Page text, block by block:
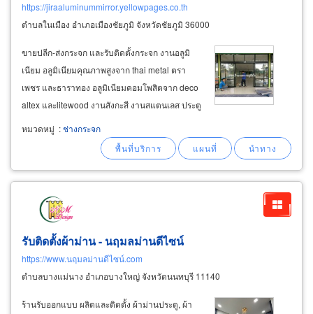
https://jiraaluminummirror.yellowpages.co.th
ตำบลในเมือง อำเภอเมืองชัยภูมิ จังหวัดชัยภูมิ 36000
ขายปลีก-ส่งกระจก และรับติดตั้งกระจก งานอลูมิ
เนียม อลูมิเนียมคุณภาพสูงจาก thai metal ตรา
เพชร และธาราทอง อลูมิเนียมคอมโพสิตจาก deco
altex และlitewood งานสังกะสี งานสแตนเลส ประตู
ฉากกั้นห้อง วอลล์เปเปอร์ กันสาด อุปกรณ์ครบวงจร
จำหน่ายอลูมิเนียมคอมโพสิตปลีก-ส่ง
หมวดหมู่ :ช่างกระจก
รับติดตั้งผ้าม่าน - นฤมลม่านดีไซน์
https://www.นฤมลม่านดีไซน์.com
ตำบลบางแม่นาง อำเภอบางใหญ่ จังหวัดนนทบุรี 11140
ร้านรับออกแบบ ผลิตและติดตั้ง ผ้าม่านประตู, ผ้า